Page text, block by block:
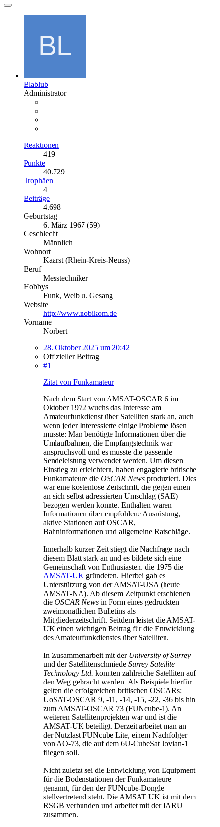
Blablub
Administrator
Reaktionen
419
Punkte
40.729
Trophäen
4
Beiträge
4.698
Geburtstag
6. März 1967 (59)
Geschlecht
Männlich
Wohnort
Kaarst (Rhein-Kreis-Neuss)
Beruf
Messtechniker
Hobbys
Funk, Weib u. Gesang
Website
http://www.nobikom.de
Vorname
Norbert
28. Oktober 2025 um 20:42
Offizieller Beitrag
#1
Zitat von Funkamateur
Nach dem Start von AMSAT-OSCAR 6 im
Oktober 1972 wuchs das Interesse am
Amateurfunkdienst über Satelliten stark an, auch
wenn jeder Interessierte einige Probleme lösen
musste: Man benötigte Informationen über die
Umlaufbahnen, die Empfangstechnik war
anspruchsvoll und es musste die passende
Sendeleistung verwendet werden. Um diesen
Einstieg zu erleichtern, haben engagierte britische
Funkamateure die OSCAR News produziert. Dies
war eine kostenlose Zeitschrift, die gegen einen
an sich selbst adressierten Umschlag (SAE)
bezogen werden konnte. Enthalten waren
Informationen über empfohlene Ausrüstung,
aktive Stationen auf OSCAR,
Bahninformationen und allgemeine Ratschläge.
Innerhalb kurzer Zeit stiegt die Nachfrage nach
diesem Blatt stark an und es bildete sich eine
Gemeinschaft von Enthusiasten, die 1975 die
AMSAT-UK gründeten. Hierbei gab es
Unterstützung von der AMSAT-USA (heute
AMSAT-NA). Ab diesem Zeitpunkt erschienen
die OSCAR News in Form eines gedruckten
zweimonatlichen Bulletins als
Mitgliederzeitschrift. Seitdem leistet die AMSAT-
UK einen wichtigen Beitrag für die Entwicklung
des Amateurfunkdienstes über Satelliten.
In Zusammenarbeit mit der University of Surrey
und der Satellitenschmiede Surrey Satellite
Technology Ltd. konnten zahlreiche Satelliten auf
den Weg gebracht werden. Als Beispiele hierfür
gelten die erfolgreichen britischen OSCARs:
UoSAT-OSCAR 9, -11, -14, -15, -22, -36 bis hin
zum AMSAT-OSCAR 73 (FUNcube-1). An
weiteren Satellitenprojekten war und ist die
AMSAT-UK beteiligt. Derzeit arbeitet man an
der Nutzlast FUNcube Lite, einem Nachfolger
von AO-73, die auf dem 6U-CubeSat Jovian-1
fliegen soll.
Nicht zuletzt sei die Entwicklung von Equipment
für die Bodenstationen der Funkamateure
genannt, für den der FUNcube-Dongle
stellvertretend steht. Die AMSAT-UK ist mit dem
RSGB verbunden und arbeitet mit der IARU
zusammen.